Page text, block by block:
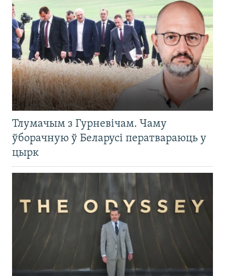
Тлумачым з Гурневічам. Чаму
ўборачную ў Беларусі ператвараюць у
цырк